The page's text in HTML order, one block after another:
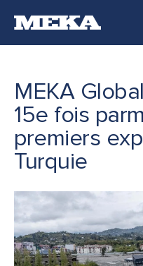
MEKA
15e fois
premiers
Turquie